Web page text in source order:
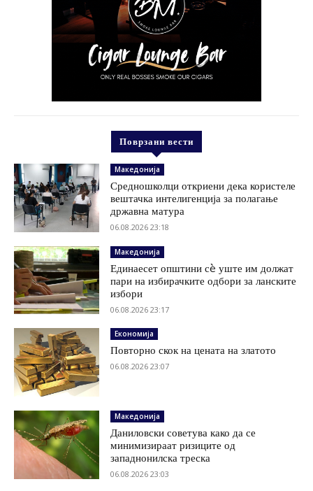
Поврзани вести
Македонија
Средношколци откриени дека користеле
вештачка интелигенција за полагање
државна матура
06.08.2026 23:18
Македонија
Единаесет општини сè уште им должат
пари на избирачките одбори за ланските
избори
06.08.2026 23:17
Економија
Повторно скок на цената на златото
06.08.2026 23:07
Македонија
Даниловски советува како да се
минимизираат ризиците од
западнонилска треска
06.08.2026 23:03